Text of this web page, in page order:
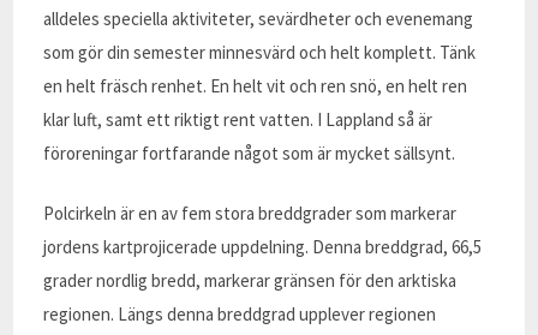
alldeles speciella aktiviteter, sevärdheter och evenemang
som gör din semester minnesvärd och helt komplett. Tänk
en helt fräsch renhet. En helt vit och ren snö, en helt ren
klar luft, samt ett riktigt rent vatten. I Lappland så är
föroreningar fortfarande något som är mycket sällsynt.
Polcirkeln är en av fem stora breddgrader som markerar
jordens kartprojicerade uppdelning. Denna breddgrad, 66,5
grader nordlig bredd, markerar gränsen för den arktiska
regionen. Längs denna breddgrad upplever regionen